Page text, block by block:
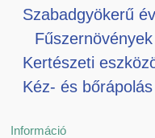
Szabadgyökerű
Kertészeti
Kéz- és bőrápolás
Információ